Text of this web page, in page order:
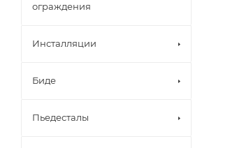
ограждения
Инсталляции
Биде
Пьедесталы